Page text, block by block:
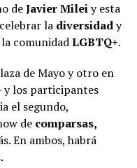
deJavier Mileiy esta
la diversidady
comunidadLGBTQ+.
de Mayo y otro en
y los participantes
el segundo,
de comparsas,
En ambos, habrá